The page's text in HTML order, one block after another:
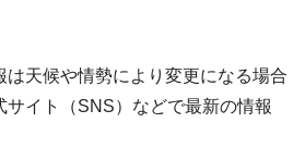
天候や情勢により変更になる場合
サイト（SNS）などで最新の情報